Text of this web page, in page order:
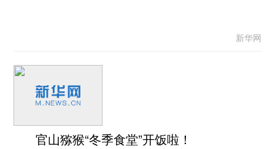
新华网
官山猕猴“冬季食堂”开饭啦！